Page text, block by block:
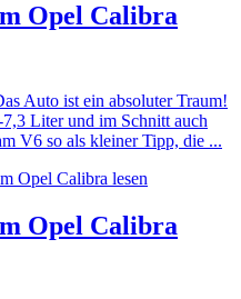
Opel Calibra
Auto ist ein absoluter Traum!
Liter und im Schnitt auch
V6 so als kleiner Tipp, die ...
Opel Calibra lesen
Opel Calibra